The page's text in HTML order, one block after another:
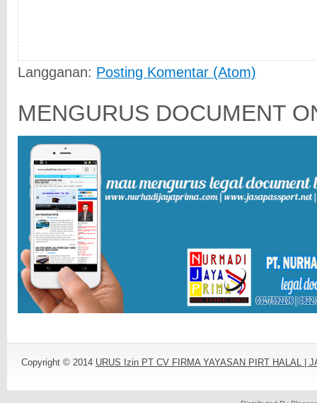
Langganan: Posting Komentar (Atom)
MENGURUS DOCUMENT
Copyright © 2014 URUS Izin PT CV FIRMA YAYASAN PIRT HALAL |